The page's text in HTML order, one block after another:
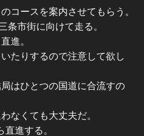
コースを案内させてもらう。
条市街に向けて走る。
進。
たりするので注意して欲し
はひとつの国道に合流すの
なくても大丈夫だ。
進する。